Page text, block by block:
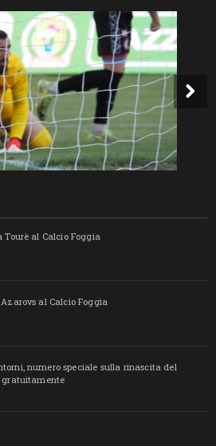
al Calcio Foggia
al Calcio Foggia
numero speciale sulla rinascita del
gratuitamente